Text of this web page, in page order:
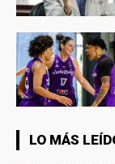
LO MÁS